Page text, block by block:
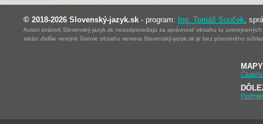
© 2018-2026 Slovenský-jazyk.sk - program: Ing. Tomáš Souček ,
Autori stránok Slovenský-jazyk.sk nezodpovedajú za správnosť obsahu tu
alebo ďalšie verejné šírenie obsahu servera Slovenský-jazyk.sk je bez písomného